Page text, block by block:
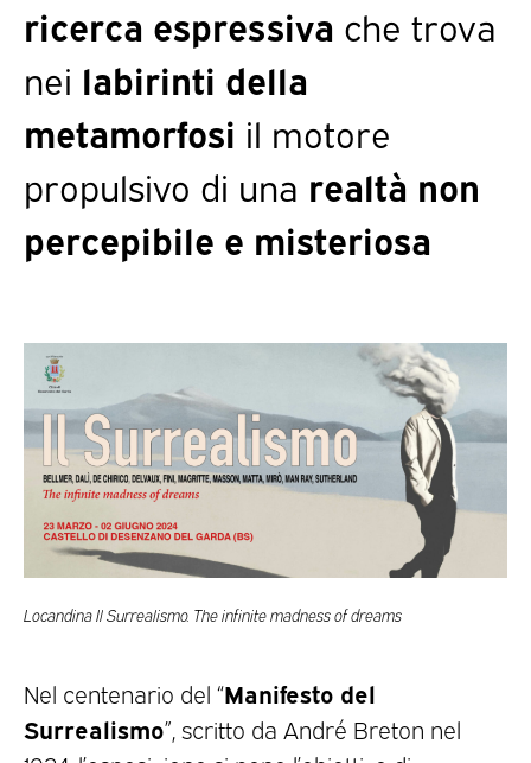
ricerca espressiva che trova
nei labirinti della
metamorfosi il motore
propulsivo di una realtà non
percepibile e misteriosa
Locandina Il Surrealismo. The infinite madness of dreams
Nel centenario del “Manifesto del
Surrealismo”, scritto da André Breton nel